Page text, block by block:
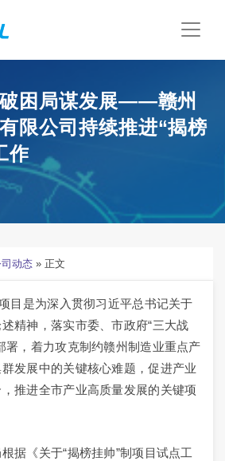
破困局谋发展——赣州
限公司持续推进“揭榜
作
动态 » 正文
目是为深入贯彻习近平总书记关于
精神，落实市委、市政府“三大战
署，着力攻克制约赣州制造业重点产
发展中的关键核心难题，促进产业
推进全市产业高质量发展的关键项
据《关于“揭榜挂帅”制项目试点工